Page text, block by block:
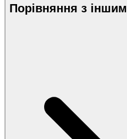
Порівняння з